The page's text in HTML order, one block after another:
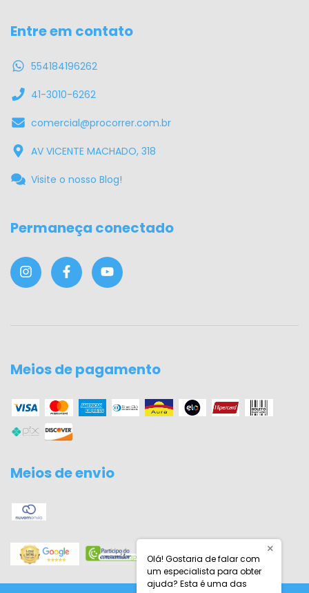
Olá! Gostaria de falar com
um especialista para obter
ajuda? Esta é uma das
×
Entre em contato
554184196262
41-3010-6262
comercial@procorrer.com.br
AV VICENTE MACHADO, 318
Visite o nosso Blog!
Permaneça conectado
Meios de pagamento
Meios de envio